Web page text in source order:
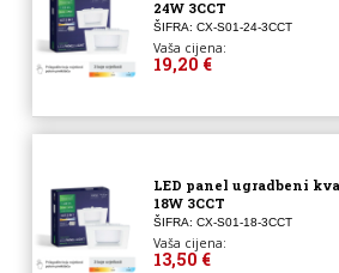
24W 3CCT
ŠIFRA: CX-S01-24-3CCT
Vaša cijena:
19,20 €
LED panel ugradbeni
18W 3CCT
ŠIFRA: CX-S01-18-3CCT
Vaša cijena:
13,50 €